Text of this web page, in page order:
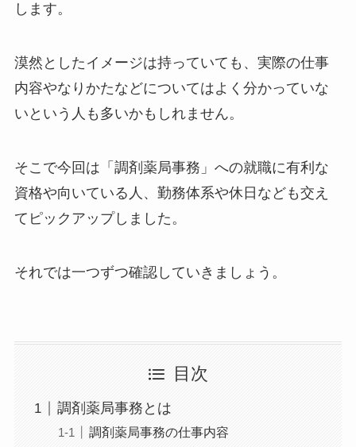
します。
漠然としたイメージは持っていても、実際の仕事
内容やなりかたなどについてはよく分かっていな
いという人も多いかもしれません。
そこで今回は「調剤薬局事務」への就職に有利な
資格や向いている人、勤務体系や休日なども交え
てピックアップしました。
それでは一つずつ確認していきましょう。
目次
調剤薬局事務とは
調剤薬局事務の仕事内容